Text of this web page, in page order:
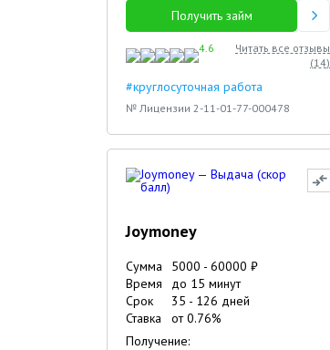
Получить займ
4.6
Читать все отзывы
(14)
#круглосуточная работа
№ Лицензии 2-11-01-77-000478
Joymoney
Сумма 5000 - 60000 ₽
Время
до 15 минут
Срок
35 - 126 дней
Ставка
от0.76%
Получение: